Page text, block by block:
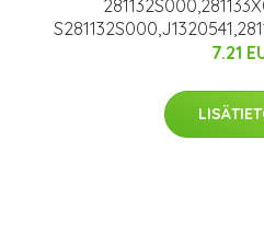
7.21